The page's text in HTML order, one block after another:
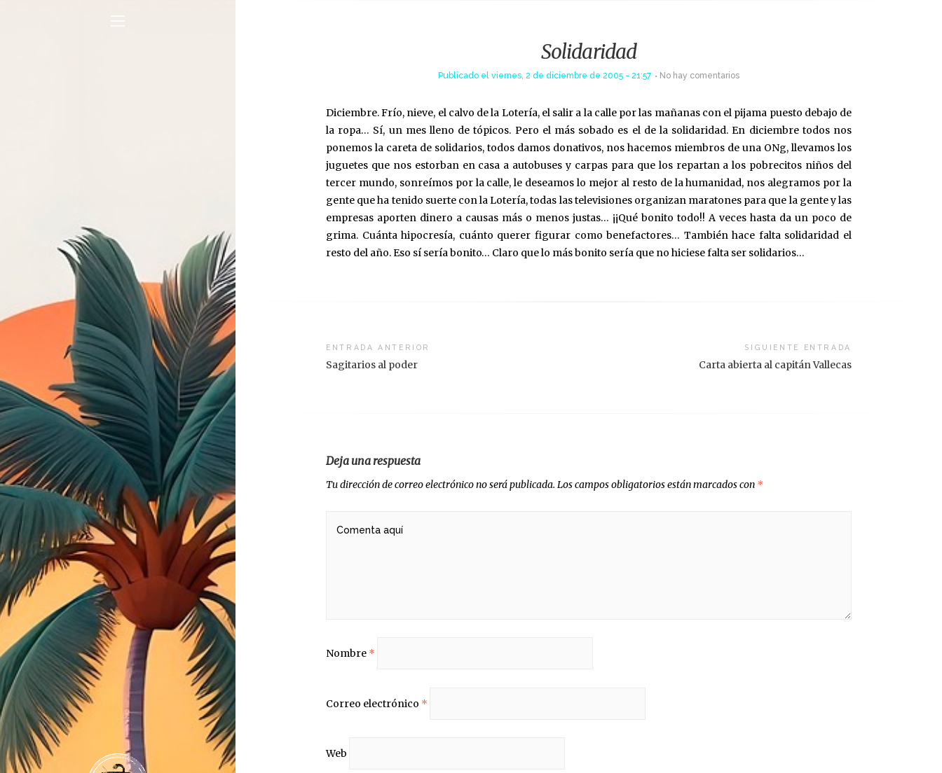
Solidaridad
Publicado el viernes, 2 de diciembre de 2005 - 21:57 No hay comentarios
Diciembre. Frío, nieve, el calvo de la Lotería, el salir a la calle por las mañanas con el pijama puesto debajo de
la ropa… Sí, un mes lleno de tópicos. Pero el más sobado es el de la solidaridad. En diciembre todos nos
ponemos la careta de solidarios, todos damos donativos, nos hacemos miembros de una ONg, llevamos los
juguetes que nos estorban en casa a autobuses y carpas para que los repartan a los pobrecitos niños del
tercer mundo, sonreímos por la calle, le deseamos lo mejor al resto de la humanidad, nos alegramos por la
gente que ha tenido suerte con la Lotería, todas las televisiones organizan maratones para que la gente y las
empresas aporten dinero a causas más o menos justas… ¡¡Qué bonito todo!! A veces hasta da un poco de
grima. Cuánta hipocresía, cuánto querer figurar como benefactores… También hace falta solidaridad el
resto del año. Eso sí sería bonito… Claro que lo más bonito sería que no hiciese falta ser solidarios…
Navegación
ENTRADA ANTERIOR
Sagitarios al poder
SIGUIENTE ENTRADA
Carta abierta al capitán Vallecas
Deja una respuesta
Tu dirección de correo electrónico no será publicada. Los campos obligatorios están marcados con *
Nombre *
Correo electrónico *
Web